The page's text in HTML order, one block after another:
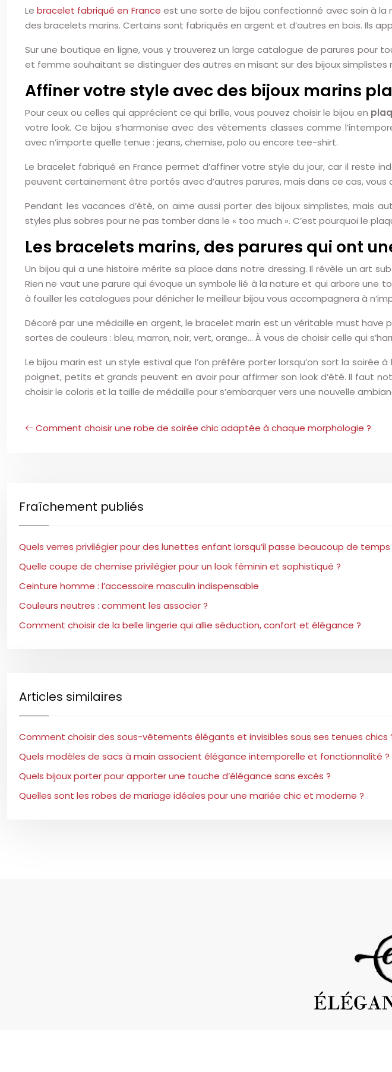
Lebracelet fabriqué en France est une sorte de bijou confectionné avec soin à la
des bracelets marins. Certains sont fabriqués en argent et d’autres en bois. Ils
Sur une boutique en ligne, vous y trouverez un large catalogue de parures
et femme souhaitant se distinguer des autres en misant sur des bijoux
Affiner votre style avec des bijoux marins
Pour ceux ou celles qui apprécient ce qui brille, vous pouvez choisir le bijou en
votre look. Ce bijou s’harmonise avec des vêtements classes comme
avec n’importe quelle tenue : jeans, chemise, polo ou encore tee-shirt.
Le bracelet fabriqué en France permet d’affiner votre style du jour, car il reste
peuvent certainement être portés avec d’autres parures, mais dans ce cas,
Pendant les vacances d’été, on aime aussi porter des bijoux simplistes, mais
styles plus sobres pour ne pas tomber dans le « too much ». C’est pourquoi le
Les bracelets marins, des parures qui ont
Un bijou qui a une histoire mérite sa place dans notre dressing. Il révèle un art
Rien ne vaut une parure qui évoque un symbole lié à la nature et qui arbore une
à fouiller les catalogues pour dénicher le meilleur bijou vous accompagnera à
Décoré par une médaille en argent, le bracelet marin est un véritable must
sortes de couleurs : bleu, marron, noir, vert, orange… À vous de choisir celle qui
Le bijou marin est un style estival que l’on préfère porter lorsqu’on sort la
poignet, petits et grands peuvent en avoir pour affirmer son look d’été. Il faut
choisir le coloris et la taille de médaille pour s’embarquer vers une nouvelle
Comment choisir une robe de soirée chic adaptée à chaque morphologie ?
Fraîchement publiés
Quels verres privilégier pour des lunettes enfant lorsqu’il passe beaucoup de temps
Quelle coupe de chemise privilégier pour un look féminin et sophistiqué ?
Ceinture homme : l’accessoire masculin indispensable
Couleurs neutres : comment les associer ?
Comment choisir de la belle lingerie qui allie séduction, confort et élégance ?
Articles similaires
Comment choisir des sous-vêtements élégants et invisibles sous ses tenues chics
Quels modèles de sacs à main associent élégance intemporelle et fonctionnalité ?
Quels bijoux porter pour apporter une touche d’élégance sans excès ?
Quelles sont les robes de mariage idéales pour une mariée chic et moderne ?